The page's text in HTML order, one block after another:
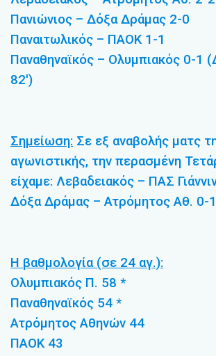
Πανιώνιος – Δόξα Δράμας 2-0
Παναιτωλικός – ΠΑΟΚ 1-1
Παναθηναϊκός – Ολυμπιακός 0-1
82′)
Σημείωση: Σε εξ αναβολής ματς
αγωνιστικής, την περασμένη
είχαμε: Λεβαδειακός – ΠΑΣ
Δόξα Δράμας – Ατρόμητος Αθ. 0-
Η βαθμολογία (σε 24 αγ.):
Ολυμπιακός Π. 58 *
Παναθηναϊκός 54 *
Ατρόμητος Αθηνών 44
ΠΑΟΚ 43